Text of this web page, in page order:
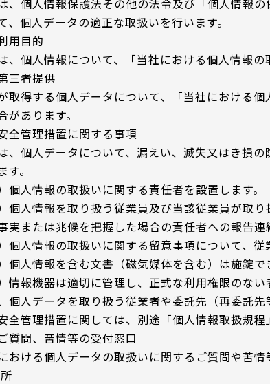
の他のメンテナンス マツダ自動車保険スカイプ
大阪マツダ 八尾店 大阪マツダ 関目高殿本
サービス専門工場 U-car Land 中古車専
、個人情報保護法その他の法令及び「個人情報
、個人データの適正な取扱いを行います。
用目的
、個人情報について、「当社における個人情報
三者提供
取得する個人データについて、「当社における
があります。
全管理措置に関する事項
、個人データについて、漏えい、滅失又はき損
す。
）個人情報の取扱いに関する責任者を設置します。
）個人情報を取り扱う従業員及び当該従業員が取
実または兆候を把握した場合の責任者への報告連
）個人情報の取扱いに関する留意事項について、従
）個人情報を含む文書（磁気媒体を含む）は施錠
）情報機器は適切に管理し、正式な利用権限のない
個人データを取り扱う従業者や委託先（再委託
全管理措置に関しては、別途「個人情報取扱規
質問、苦情等の受付窓口
おける個人データの取扱いに関するご質問や苦